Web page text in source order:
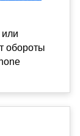
или
обороты